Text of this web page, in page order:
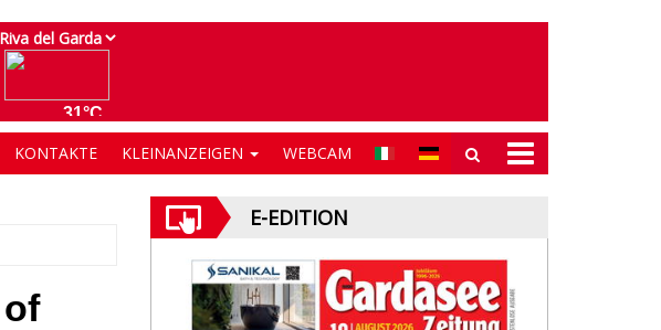
KONTAKTE KLEINANZEIGEN WEBCAM
E-EDITION